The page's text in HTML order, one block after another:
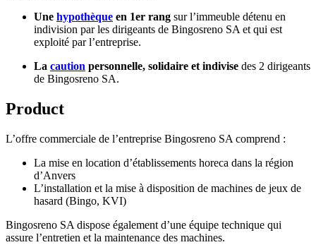
Une hypothèque en 1er rang sur l’immeuble détenu en
indivision par les dirigeants de Bingosreno SA et qui est
exploité par l’entreprise.
La caution personnelle, solidaire et indivise des 2 dirigeants
de Bingosreno SA.
Product
L’offre commerciale de l’entreprise Bingosreno SA comprend :
La mise en location d’établissements horeca dans la région
d’Anvers
L’installation et la mise à disposition de machines de jeux de
hasard (Bingo, KVI)
Bingosreno SA dispose également d’une équipe technique qui
assure l’entretien et la maintenance des machines.